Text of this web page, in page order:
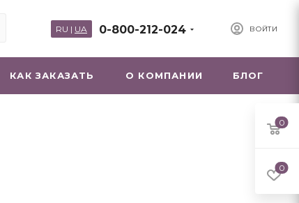
ВОЙТИ
0-800-212-024
RU | UA
КАК ЗАКАЗАТЬ О КОМПАНИИ БЛОГ
0
0